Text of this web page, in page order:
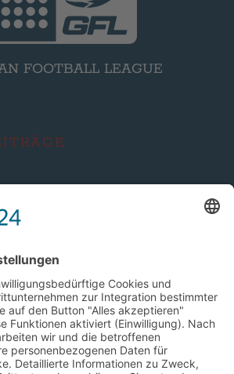
FOOTBALL LEAGUE
„The Clash“ – Braunschweig
Derby nach Hildesheim
empfangen die Berlin Rebels –
Charakter